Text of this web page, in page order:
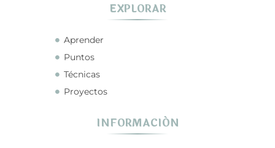
EXPLORAR
Aprender
Puntos
Técnicas
Proyectos
INFORMACIÓN